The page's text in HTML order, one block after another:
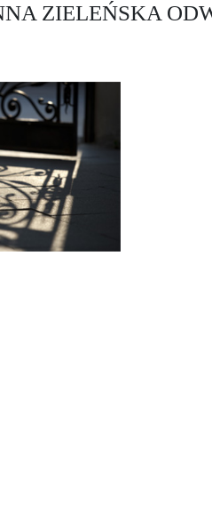
ZIELEŃSKA